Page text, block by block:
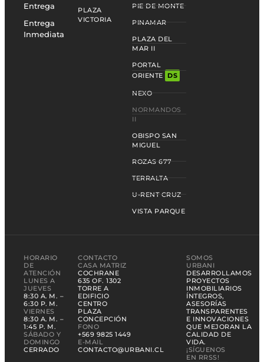
Entrega
Entrega
Inmediata
PLAZA
VICTORIA
PIE DE MONTE
PINAMAR
PLAZA DEL
MAR II
PORTAL
ORIENTE
DS
NEXO
NORMANDOS
II
OBISPO SAN
MIGUEL
ROZAS 677
TERRALTA
U-RENT CRUZ
VISTA PARQUE
HORARIO
DE
ATENCIÓN
LUNES A
JUEVES
8:30 A. M. –
6:30 P. M.
VIERNES
8:30 A. M. –
1:45 P. M.
SÁBADO Y
DOMINGO
CERRADO
CONTACTO
CASA MATRIZ
COCHRANE
635 OF. 1302
TORRE A
EDIFICIO
CENTRO
PLAZA
CONCEPCIÓN
FONO
+569 9825 1449
E-MAIL
CONTACTO@URBANI.CL
SOMOS
URBANI
DESARROLLAMOS
PROYECTOS
INMOBILIARIOS
ÍNTEGROS,
ASESORÍAS
TRANSPARENTES
E INNOVACIONES
QUE MEJORAN LA
CALIDAD DE
VIDA.
¡SÍGUENOS
EN RRSS!